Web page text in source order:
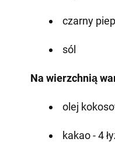
czarny
sól
Na wierzchnią
olej
kakao - 4